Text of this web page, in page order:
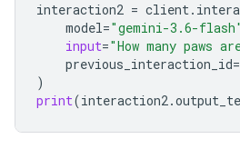
interaction2 = client.
model="gemini-3.6-flash"
input="How many paws
previous_interaction_id=
)
print(interaction2.